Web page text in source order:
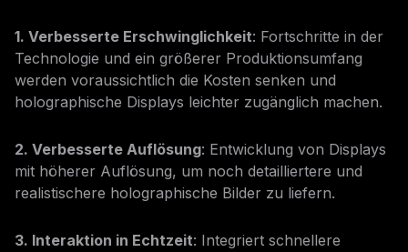
1. Verbesserte Erschwinglichkeit: Fortschritte in der
Technologie und ein größerer Produktionsumfang
werden voraussichtlich die Kosten senken und
holographische Displays leichter zugänglich machen.
2. Verbesserte Auflösung: Entwicklung von Displays
mit höherer Auflösung, um noch detailliertere und
realistischere holographische Bilder zu liefern.
3. Interaktion in Echtzeit: Integriert schnellere